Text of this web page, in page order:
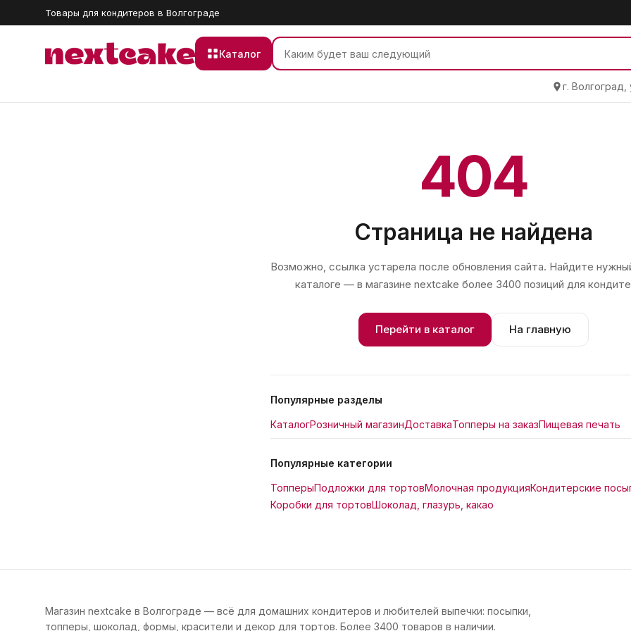
Товары для кондитеров в Волгограде
Каталог
г.
404
Страница не найдена
Возможно, ссылка устарела после обновления сайта. Найдите
каталоге — в магазине nextcake более 3400 позиций для
Перейти в каталог На главную
Популярные разделы
КаталогРозничный магазинДоставкаТопперы на заказПищевая печать
Популярные категории
ТопперыПодложки для тортовМолочная продукцияКондитерские
Коробки для тортовШоколад, глазурь, какао
Магазин nextcake в Волгограде — всё для домашних кондитеров и любителей выпечки: посыпки,
топперы, шоколад, формы, красители и декор для тортов. Более 3400 товаров в наличии.